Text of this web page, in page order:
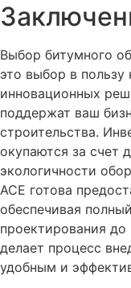
Выбор битумного
это выбор в пользу
инновационных
поддержат ваш
строительства.
окупаются за счет
экологичности
ACE готова
обеспечивая
проектирования
делает процесс
удобным и